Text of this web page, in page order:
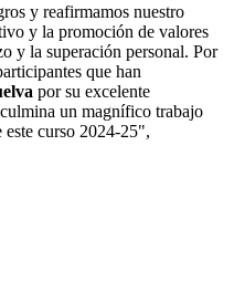
y reafirmamos nuestro
y la promoción de valores
y la superación personal. Por
que han
por su excelente
un magnífico trabajo
este curso 2024-25",